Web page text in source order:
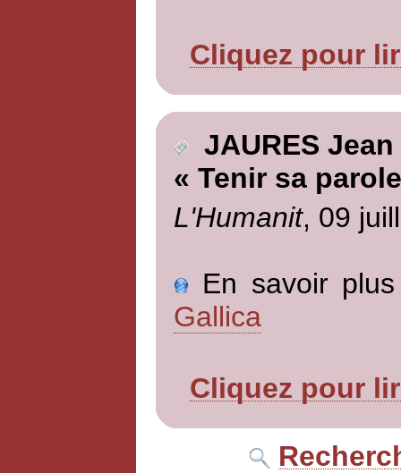
Cliquez pour
JAURES Jean
« Tenir sa
L'Humanit, 09
En savoir
Gallica
Cliquez pour